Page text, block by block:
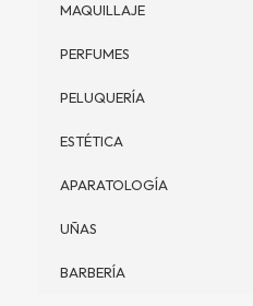
MAQUILLAJE
PERFUMES
PELUQUERÍA
ESTÉTICA
APARATOLOGÍA
UÑAS
BARBERÍA